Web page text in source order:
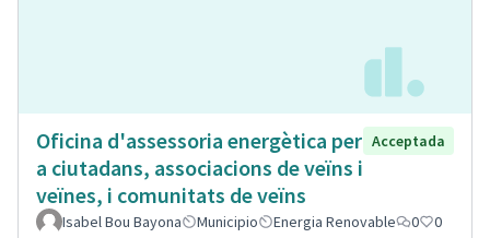
Oficina d'assessoria energètica per
a ciutadans, associacions de veïns i
veïnes, i comunitats de veïns
Acceptada
Isabel Bou Bayona Municipio Energia Renovable 0 0